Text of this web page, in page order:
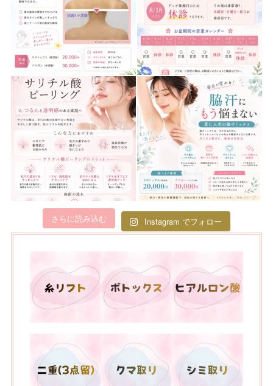
さらに読み込む Instagram でフォロー